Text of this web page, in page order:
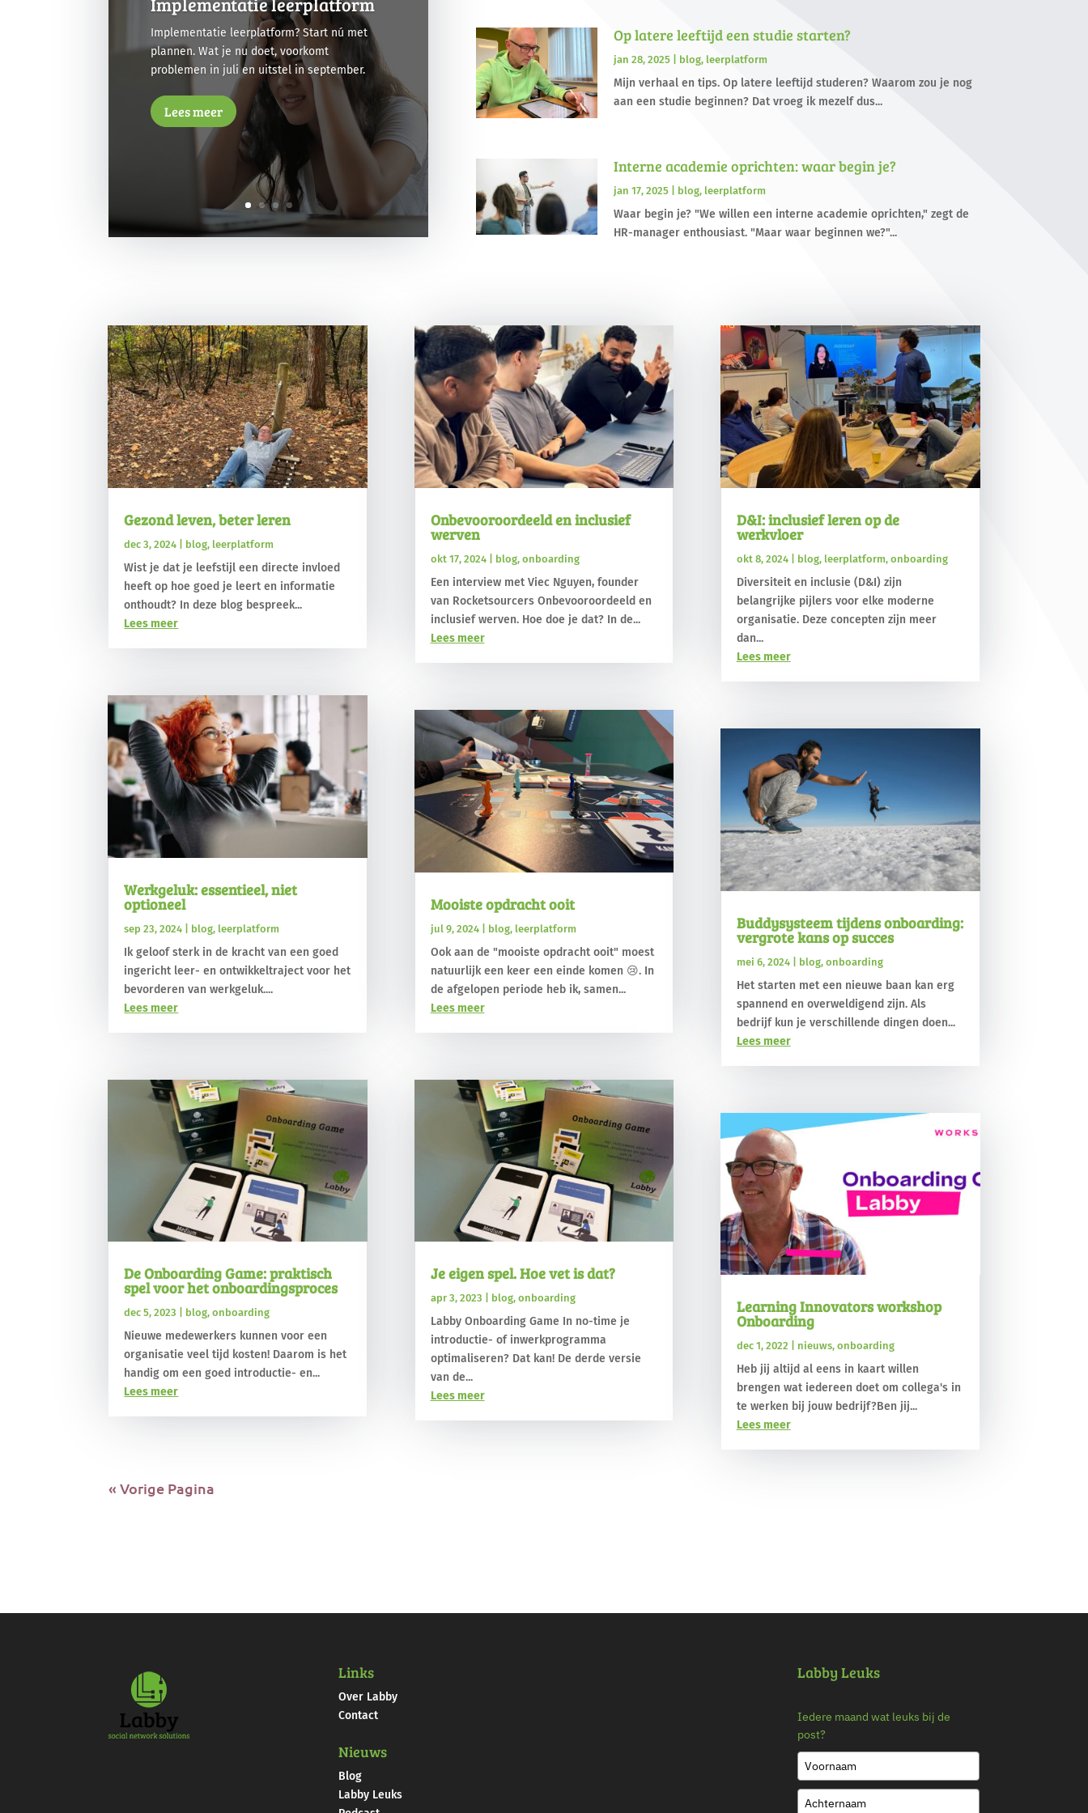
Implementatie leerplatform? Start nú met
plannen. Wat je nu doet, voorkomt
problemen in juli en uitstel in september.
Lees meer
Op latere leeftijd een studie starten?
jan 28, 2025 blog, leerplatform
Mijn verhaal en tips. Op latere leeftijd studeren? Waarom zou je nog
aan een studie beginnen? Dat vroeg ik mezelf dus...
Interne academie oprichten: waar begin je?
jan 17, 2025 blog, leerplatform
Waar begin je? "We willen een interne academie oprichten," zegt de
HR-manager enthousiast. "Maar waar beginnen we?"...
Gezond leven, beter leren
dec 3, 2024 blog, leerplatform
Wist je dat je leefstijl een directe invloed
heeft op hoe goed je leert en informatie
onthoudt? In deze blog bespreek...
Lees meer
Werkgeluk: essentieel, niet
optioneel
sep 23, 2024 blog, leerplatform
Ik geloof sterk in de kracht van een goed
ingericht leer- en ontwikkeltraject voor het
bevorderen van werkgeluk....
Lees meer
De Onboarding Game: praktisch
spel voor het onboardingsproces
dec 5, 2023 blog,onboarding
Nieuwe medewerkers kunnen voor een
organisatie veel tijd kosten! Daarom is het
handig om een goed introductie- en...
Lees meer
Onbevooroordeeld en inclusief
werven
okt 17, 2024| blog, onboarding
Een interview met Viec Nguyen, founder
van Rocketsourcers Onbevooroordeeld en
inclusief werven. Hoe doe je dat? In de...
Lees meer
Mooiste opdracht ooit
jul 9, 2024| blog, leerplatform
Ook aan de "mooiste opdracht ooit" moest
natuurlijk een keer een einde komen 😢. In
de afgelopen periode heb ik, samen...
Lees meer
Je eigen spel. Hoe vet is dat?
apr 3, 2023 blog, onboarding
Labby Onboarding Game In no-time je
introductie- of inwerkprogramma
optimaliseren? Dat kan! De derde versie
van de...
Lees meer
D&I: inclusief leren op de
werkvloer
okt 8, 2024| blog, leerplatform, onboarding
Diversiteit en inclusie (D&I) zijn
belangrijke pijlers voor elke moderne
organisatie. Deze concepten zijn meer
dan...
Lees meer
Buddysysteem tijdens onboarding:
vergrote kans op succes
mei 6, 2024| blog, onboarding
Het starten met een nieuwe baan kan erg
spannend en overweldigend zijn. Als
bedrijf kun je verschillende dingen doen...
Lees meer
Learning Innovators workshop
Onboarding
dec 1, 2022 nieuws, onboarding
Heb jij altijd al eens in kaart willen
brengen wat iedereen doet om collega's in
te werken bij jouw bedrijf?Ben jij...
Lees meer
« Vorige Pagina
Links
Over Labby
Contact
Nieuws
Blog
Labby Leuks
Labby Leuks
Iedere maand wat leuks bij de
post?